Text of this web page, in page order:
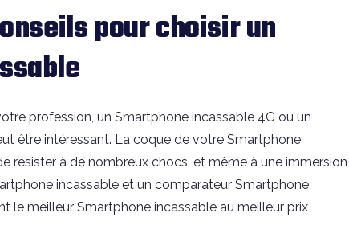
pour choisir un
profession, un Smartphone incassable 4G ou un
être intéressant. La coque de votre Smartphone
résister à de nombreux chocs, et même à une immersion
incassable et un comparateur Smartphone
le meilleur Smartphone incassable au meilleur prix